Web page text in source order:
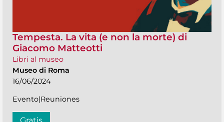
Tempesta. La vita (e non la morte) di
Giacomo Matteotti
Libri al museo
Museo di Roma
16/06/2024
Evento|Reuniones